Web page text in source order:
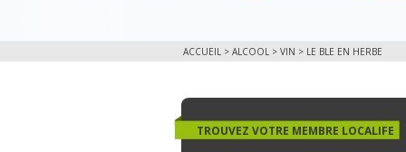
ACCUEIL > ALCOOL > VIN > LE BLE EN HERBE
TROUVEZ VOTRE MEMBRE LOCALIFE